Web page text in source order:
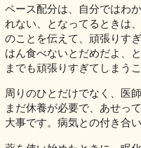
ペース配分は、自分ではわ
れない、となってるときは
のことを伝えて、頑張りす
はん食べないとだめだよ、
までも頑張りすぎてしまう
周りのひとだけでなく、医
まだ休養が必要で、あせっ
大事です。病気との付き合